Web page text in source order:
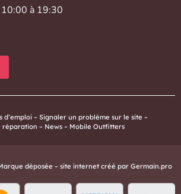
10:00 à 19:30
d’emploi – Signaler un problème sur le site –
réparation – News – Mobile Outfitters
déposée – site internet créé par Germain.pro